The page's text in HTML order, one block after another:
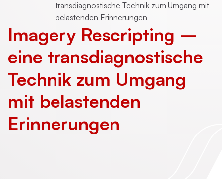
transdiagnostische Technik zum Umgang mit
belastenden Erinnerungen
Imagery Rescripting –
eine transdiagnostische
Technik zum Umgang
mit belastenden
Erinnerungen